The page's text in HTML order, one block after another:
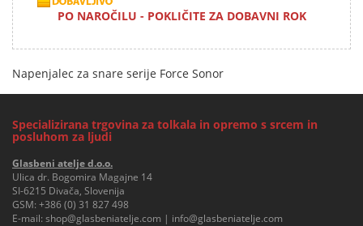
PO NAROČILU - POKLIČITE ZA DOBAVNI ROK
Napenjalec za snare serije Force Sonor
Specializirana trgovina za tolkala in opremo s srcem in
posluhom za ljudi
Glasbeni atelje d.o.o.
Ulica dr. Bogomira Magajne 14
SI-6215 Divača, Slovenija
GSM: +386 (0) 31 827 498
E-mail: shop@glasbeniatelje.com | info@glasbeniatelje.com